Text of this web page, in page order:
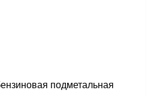
подметальная